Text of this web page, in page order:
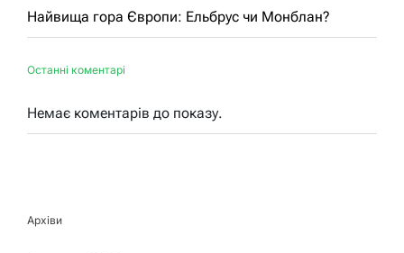
Найвища гора Європи: Ельбрус чи Монблан?
Останні коментарі
Немає коментарів до показу.
Архіви